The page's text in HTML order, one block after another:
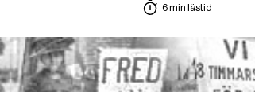
6 min lästid